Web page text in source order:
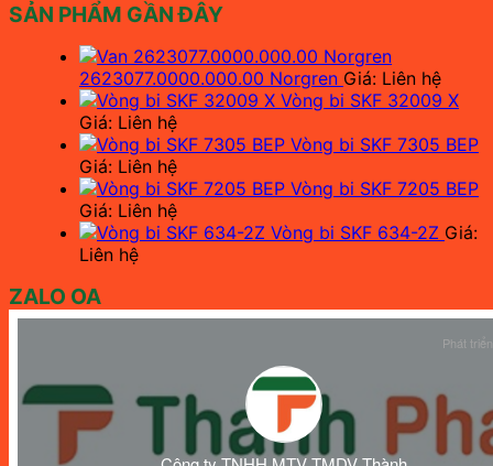
SẢN PHẨM GẦN ĐÂY
2623077.0000.000.00 Norgren Giá: Liên hệ
Vòng bi SKF 32009 X
Giá: Liên hệ
Vòng bi SKF 7305 BEP
Giá: Liên hệ
Vòng bi SKF 7205 BEP
Giá: Liên hệ
Vòng bi SKF 634-2Z Giá:
Liên hệ
ZALO OA